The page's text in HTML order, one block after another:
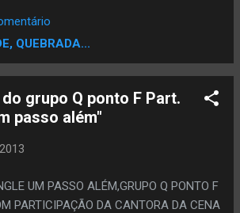
QUEBRADA...
grupo Q ponto F Part.
passo além"
UM PASSO ALÉM,GRUPO Q PONTO F
PARTICIPAÇÃO DA CANTORA DA CENA